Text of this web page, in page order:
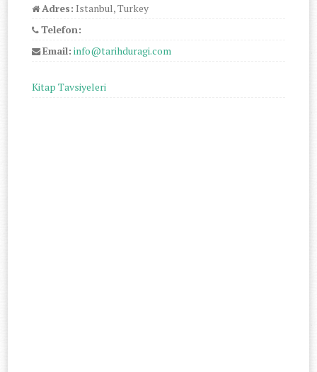
Adres: Istanbul, Turkey
Telefon:
Email: info@tarihduragi.com
Kitap Tavsiyeleri